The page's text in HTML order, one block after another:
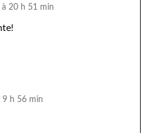
20 h 51 min
9 h 56 min